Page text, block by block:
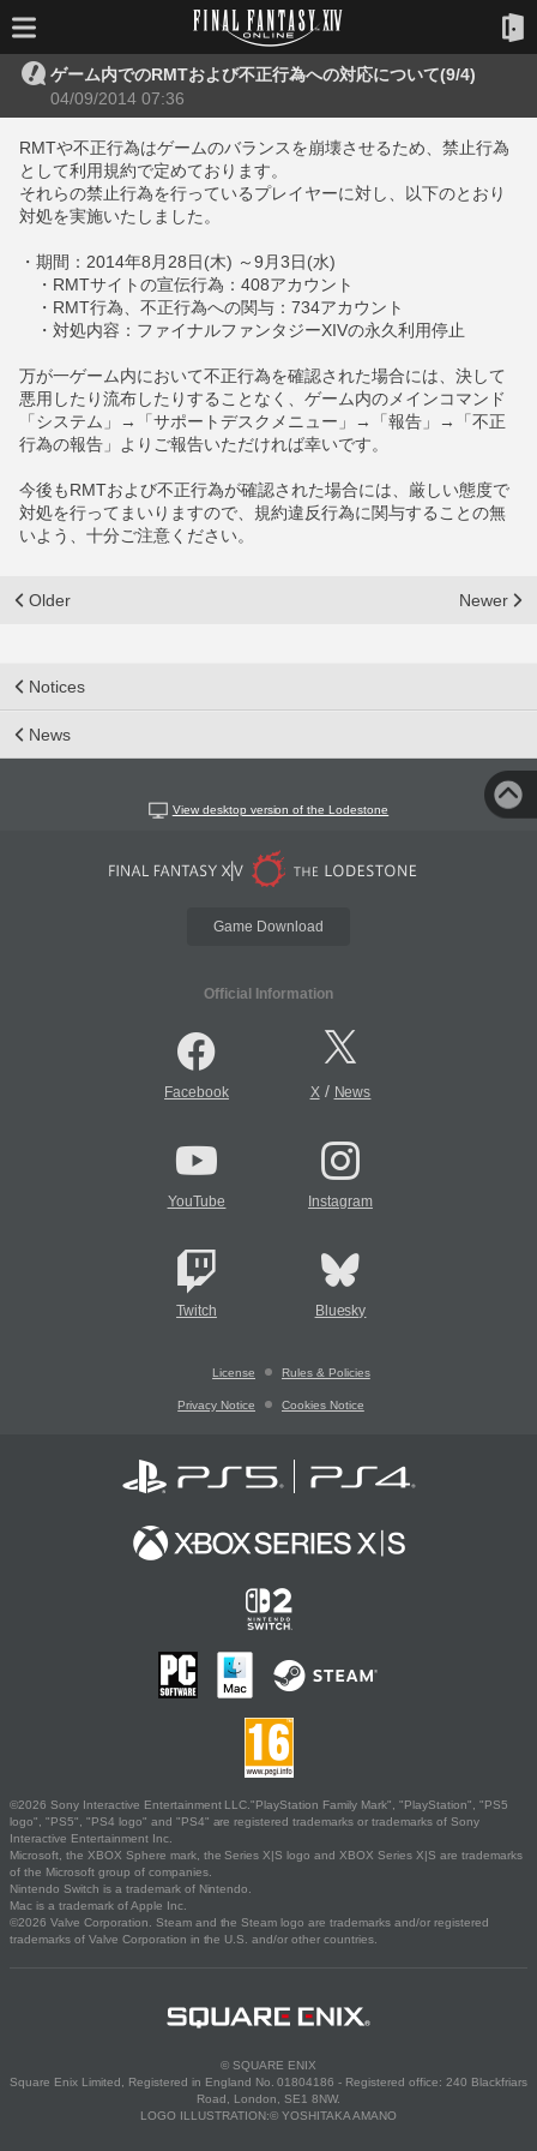
ゲーム内でのRMTおよび不正行為への対応について(9/4)
04/09/2014 07:36
RMTや不正行為はゲームのバランスを崩壊させるため、禁止行為
として利用規約で定めております。
それらの禁止行為を行っているプレイヤーに対し、以下のとおり
対処を実施いたしました。
・期間：2014年8月28日(木) ～9月3日(水)
・RMTサイトの宣伝行為：408アカウント
・RMT行為、不正行為への関与：734アカウント
・対処内容：ファイナルファンタジーXIVの永久利用停止
万が一ゲーム内において不正行為を確認された場合には、決して
悪用したり流布したりすることなく、ゲーム内のメインコマンド
「システム」→「サポートデスクメニュー」→「報告」→「不正
行為の報告」よりご報告いただければ幸いです。
今後もRMTおよび不正行為が確認された場合には、厳しい態度で
対処を行ってまいりますので、規約違反行為に関与することの無
いよう、十分ご注意ください。
Older Newer
Notices
News
View desktop version of the Lodestone
Game Download
Official Information
Facebook X/ News
YouTube Instagram
Twitch Bluesky
License Rules & Policies
Privacy Notice Cookies Notice
©2026 Sony Interactive Entertainment LLC."PlayStation Family Mark", "PlayStation", "PS5
logo", "PS5", "PS4 logo" and "PS4" are registered trademarks or trademarks of Sony
Interactive Entertainment Inc.
Microsoft, the XBOX Sphere mark, the Series X|S logo and XBOX Series X|S are trademarks
of the Microsoft group of companies.
Nintendo Switch is a trademark of Nintendo.
Mac is a trademark of Apple Inc.
©2026 Valve Corporation. Steam and the Steam logo are trademarks and/or registered
trademarks of Valve Corporation in the U.S. and/or other countries.
© SQUARE ENIX
Square Enix Limited, Registered in England No. 01804186 - Registered office: 240 Blackfriars
Road, London, SE1 8NW.
LOGO ILLUSTRATION:© YOSHITAKA AMANO